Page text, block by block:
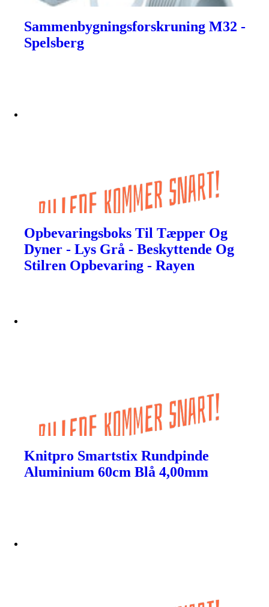
Sammenbygningsforskruning M32 -
Spelsberg
Opbevaringsboks Til Tæpper Og
Dyner - Lys Grå - Beskyttende Og
Stilren Opbevaring - Rayen
Knitpro Smartstix Rundpinde
Aluminium 60cm Blå 4,00mm